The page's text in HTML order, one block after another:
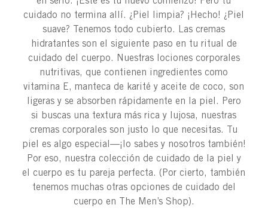
cuidado no termina allí. ¿Piel limpia? ¡Hecho! ¿Piel
suave? Tenemos todo cubierto. Las cremas
hidratantes son el siguiente paso en tu ritual de
cuidado del cuerpo. Nuestras lociones corporales
nutritivas, que contienen ingredientes como
vitamina E, manteca de karité y aceite de coco, son
ligeras y se absorben rápidamente en la piel. Pero
si buscas una textura más rica y lujosa, nuestras
cremas corporales son justo lo que necesitas. Tu
piel es algo especial—¡lo sabes y nosotros también!
Por eso, nuestra colección de cuidado de la piel y
el cuerpo es tu pareja perfecta. (Por cierto, también
tenemos muchas otras opciones de cuidado del
cuerpo en The Men’s Shop).